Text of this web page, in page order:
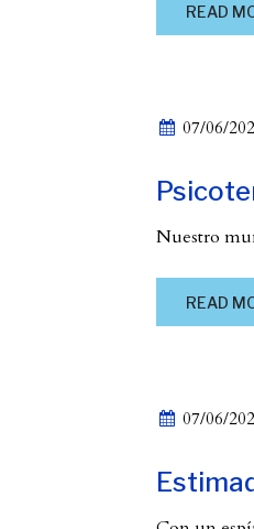
READ
07/06/
Nuestro
READ
07/06/